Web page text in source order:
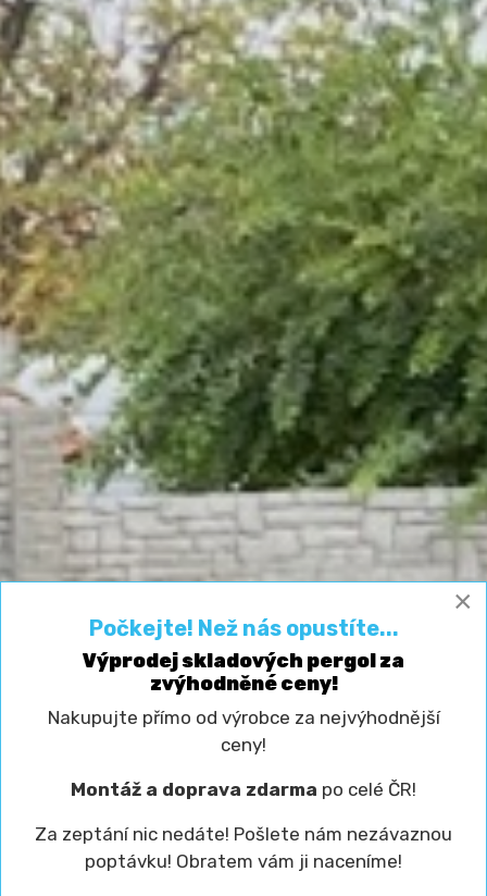
×
Počkejte! Než nás opustíte...
Výprodej skladových pergol za
zvýhodněné ceny!
Nakupujte přímo od výrobce za nejvýhodnější
ceny!
Montáž a doprava zdarma po celé ČR!
Za zeptání nic nedáte! Pošlete nám nezávaznou
poptávku! Obratem vám ji naceníme!